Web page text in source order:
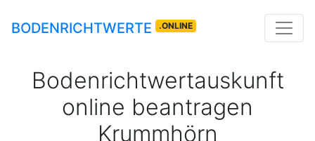
BODENRICHTWERTE .ONLINE
Bodenrichtwertauskunft
online beantragen
Krummhörn